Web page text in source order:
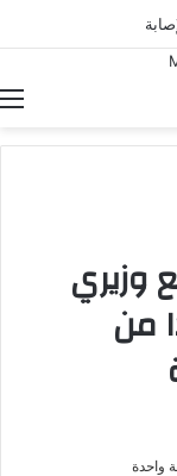
وزيري
من
واحدة